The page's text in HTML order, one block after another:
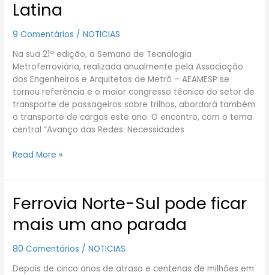
Latina
9 Comentários /NOTICIAS
Na sua 21ª edição, a Semana de Tecnologia
Metroferroviária, realizada anualmente pela Associação
dos Engenheiros e Arquitetos de Metrô – AEAMESP se
tornou referência e o maior congresso técnico do setor de
transporte de passageiros sobre trilhos, abordará também
o transporte de cargas este ano. O encontro, com o tema
central “Avanço das Redes: Necessidades
técnico
metroferroviário
da
Latina
Read More »
Ferrovia Norte-Sul pode ficar
mais um ano parada
80 Comentários /NOTICIAS
Depois de cinco anos de atraso e centenas de milhões em
Ferrovia
Norte-
Sul
ficar